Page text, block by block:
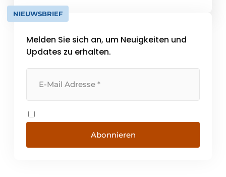
hochwertige Maßanfertigung. Und: mit
einem gestreiften [...]
NIEUWSBRIEF
Melden Sie sich an, um Neuigkeiten und
Updates zu erhalten.
Abonnieren